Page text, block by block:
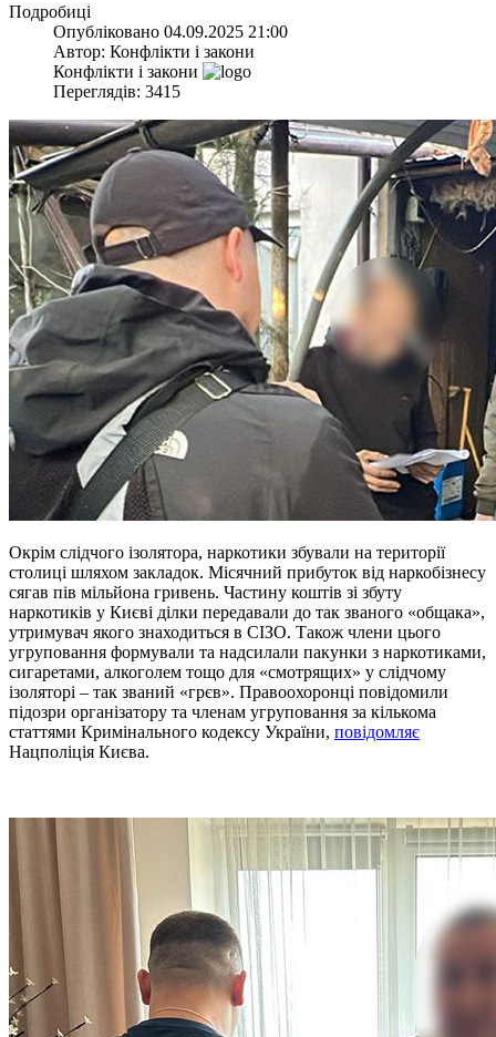
Подробиці
Опубліковано 04.09.2025 21:00
Автор: Конфлікти і закони
Конфлікти і закони
Переглядів: 3415
Окрім слідчого ізолятора, наркотики збували на території
столиці шляхом закладок. Місячний прибуток від наркобізнесу
сягав пів мільйона гривень. Частину коштів зі збуту
наркотиків у Києві ділки передавали до так званого «общака»,
утримувач якого знаходиться в СІЗО. Також члени цього
угруповання формували та надсилали пакунки з наркотиками,
сигаретами, алкоголем тощо для «смотрящих» у слідчому
ізоляторі – так званий «грєв». Правоохоронці повідомили
підозри організатору та членам угруповання за кількома
статтями Кримінального кодексу України, повідомляє
Нацполіція Києва.